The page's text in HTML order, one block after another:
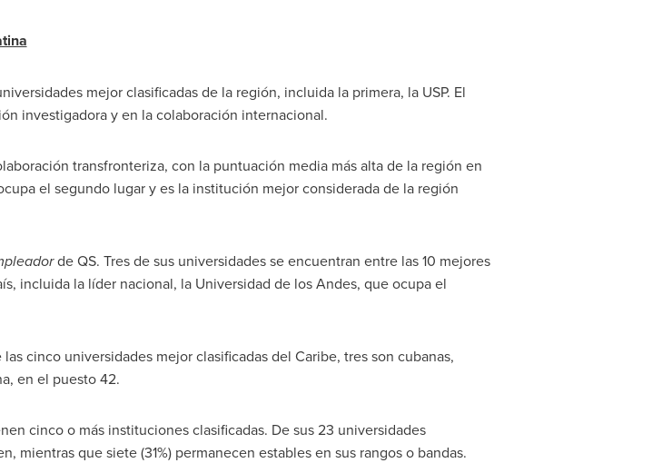
mejor clasificadas de la región, incluida la primera, la USP. El
investigadora y en la colaboración internacional.
transfronteriza, con la puntuación media más alta de la región en
el segundo lugar y es la institución mejor considerada de la región
de QS. Tres desus universidades se encuentran entre las 10 mejores
incluida la líder nacional, la Universidad de los Andes, que ocupa el
cinco universidades mejor clasificadas del Caribe, tres son cubanas,
en el puesto 42.
cinco o más instituciones clasificadas. De sus 23 universidades
mientras que siete (31%) permanecen estables en sus rangos o bandas.